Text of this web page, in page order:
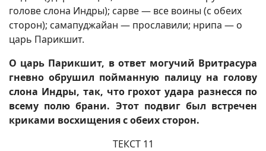
голове слона Индры); сарве — все воины (с обеих
сторон); самапуджайан — прославили; нрипа — о
царь Парикшит.
О царь Парикшит, в ответ могучий Вритрасура
гневно обрушил пойманную палицу на голову
слона Индры, так, что грохот удара разнесся по
всему полю брани. Этот подвиг был встречен
криками восхищения с обеих сторон.
ТЕКСТ 11